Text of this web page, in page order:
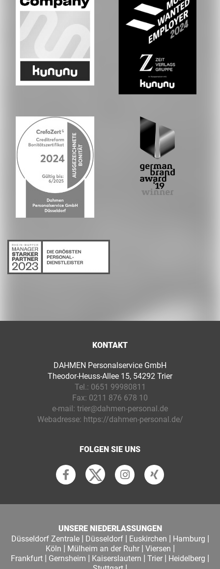
KONTAKT
DAHMEN Personalservice GmbH
Theodor-Heuss-Allee 15, 54292 Trier
Tel.: 0651 99980811
Fax: 0211 876 678 10
e-mail: trier@dahmen-personal.de
Webadresse: https://dahmen-personal.de/
FOLGEN SIE UNS
UNSERE NIEDERLASSUNGEN
Düsseldorf Zentrale| Düsseldorf| Euskirchen | Hamburg |
Köln | Mülheim an der Ruhr| Viersen |
Frankfurt | Gernsheim | Kaiserslautern | Trier | Heidelberg |